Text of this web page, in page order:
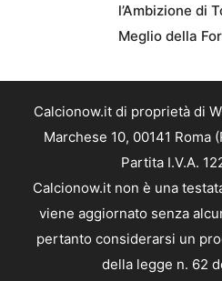
l’Ambizione di
Meglio della
Calcionow.it di proprietà di
Marchese 10, 00141 Roma
Partita I.V.A.
Calcionow.it non è una
viene aggiornato senza
pertanto considerarsi un
della legge n. 62